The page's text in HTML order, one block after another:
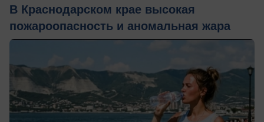
В Краснодарском крае высокая
пожароопасность и аномальная жара